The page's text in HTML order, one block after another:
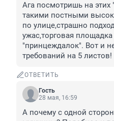
Ага посмотришь на этих
такими постными
по улице,страшно
ужас,торговая
"принцеждалок". Вот и
требований на 5 листов!
ОТВЕТИТЬ
Гость
28 мая, 16:59
А почему с одной